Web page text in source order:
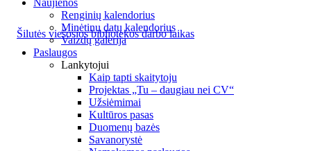
Naujienos
Renginių kalendorius
Minėtinų datų kalendorius
Vaizdų galerija
Paslaugos
Lankytojui
Kaip tapti skaitytoju
Projektas „Tu – daugiau nei CV“
Užsiėmimai
Kultūros pasas
Duomenų bazės
Savanorystė